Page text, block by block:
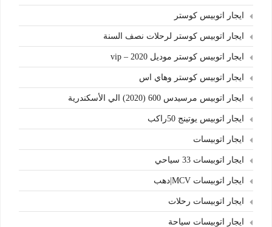
ايجار اتوبيس كوستر
ايجار اتوبيس كوستر لرحلات نصف السنة
ايجار اتوبيس كوستر موديل 2020 – vip
ايجار اتوبيس كوستر وهاي اس
ايجار اتوبيس مرسيدس 600 (2020) الي الأسكندرية
ايجار اتوبيس يوتينج 50راكب
ايجار اتوبيسات
ايجار اتوبيسات 33 سياحي
ايجار اتوبيسات MCV|دهب
ايجار اتوبيسات رحلات
ايجار اتوبيسات سياحة